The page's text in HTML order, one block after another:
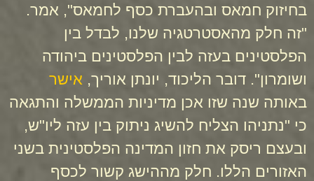
בחיזוק חמאס ובהעברת כסף לחמאס", אמר.
"זה חלק מהאסטרטגיה שלנו, לבדל בין
הפלסטינים בעזה לבין הפלסטינים ביהודה
ושומרון". דובר הליכוד, יונתן אוריך, אישר
באותה שנה שזו אכן מדיניות הממשלה והתגאה
כי "נתניהו הצליח להשיג ניתוק בין עזה ליו"ש,
ובעצם ריסק את חזון המדינה הפלסטינית בשני
האזורים הללו. חלק מההישג קשור לכסף